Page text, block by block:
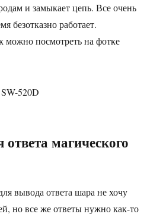
и замыкает цепь. Все очень
безотказно работает.
можно посмотреть на фотке
магического
вывода ответа шара не хочу
но все же ответы нужно как-то